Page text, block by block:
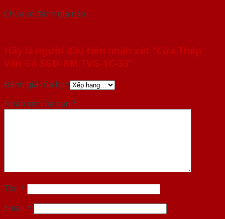
Chưa có đánh giá nào.
Hãy là người đầu tiên nhận xét “Cửa Thép
Vân Gỗ SGD-KM.TVG-1C-33”
Đánh giá của bạn
Nhận xét của bạn *
Tên *
Email *